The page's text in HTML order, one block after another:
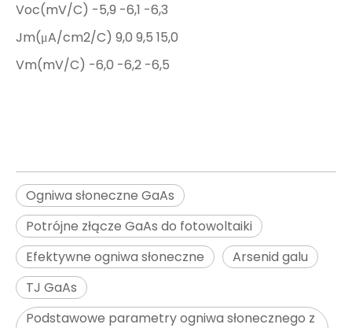
Voc(mV/C) -5,9 -6,1 -6,3
Jm(μA/cm2/C) 9,0 9,5 15,0
Vm(mV/C) -6,0 -6,2 -6,5
Ogniwa słoneczne GaAs
Potrójne złącze GaAs do fotowoltaiki
Efektywne ogniwa słoneczne
Arsenid galu
TJ GaAs
Podstawowe parametry ogniwa słonecznego z